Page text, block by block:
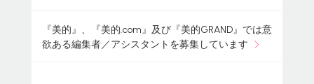
『美的』、『美的.com』及び『美的GRAND』では意
欲ある編集者／アシスタントを募集しています